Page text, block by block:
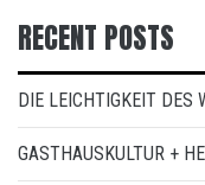
RECENT POSTS
DIE LEICHTIGKEIT DES
GASTHAUSKULTUR +